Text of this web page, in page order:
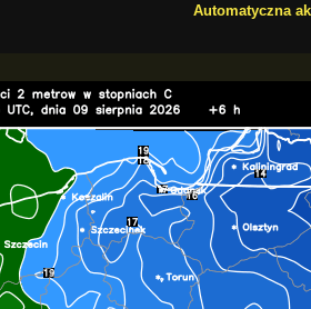
Automatyczna